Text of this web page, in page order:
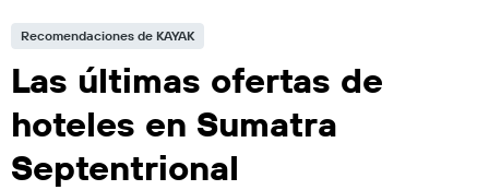
Recomendaciones de KAYAK
Las últimas ofertas de
hoteles en Sumatra
Septentrional